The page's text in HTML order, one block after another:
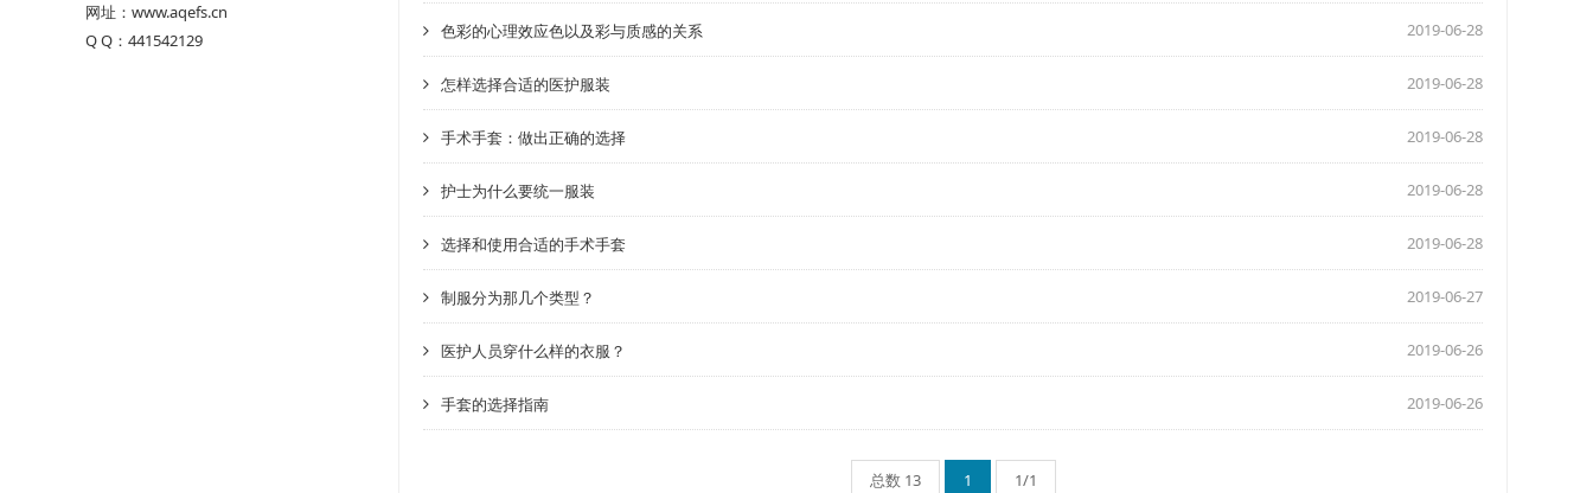
网址：www.aqefs.cn
Q Q：441542129
色彩的心理效应色以及彩与质感的关系 2019-06-28
怎样选择合适的医护服装 2019-06-28
手术手套：做出正确的选择 2019-06-28
护士为什么要统一服装 2019-06-28
选择和使用合适的手术手套 2019-06-28
制服分为那几个类型？ 2019-06-27
医护人员穿什么样的衣服？ 2019-06-26
手套的选择指南 2019-06-26
总数 13 1 1/1